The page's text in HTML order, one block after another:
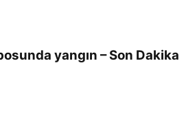
yangın – Son Dakika